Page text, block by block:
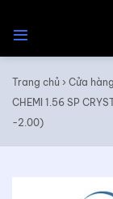
Trang chủ › Cửa hàng
CHEMI 1.56 SP
-2.00)